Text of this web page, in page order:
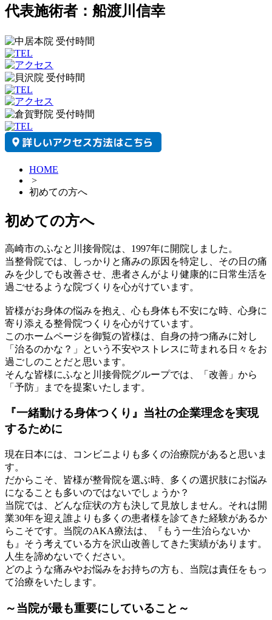
代表施術者：船渡川信幸
HOME
>
初めての方へ
初めての方へ
高崎市のふなと川接骨院は、1997年に開院しました。
当整骨院では、しっかりと痛みの原因を特定し、その日の痛
みを少しでも改善させ、患者さんがより健康的に日常生活を
過ごせるような院づくりを心がけています。
皆様がお身体の悩みを抱え、心も身体も不安にな時、心身に
寄り添える整骨院つくりを心がけています。
このホームページを御覧の皆様は、自身の持つ痛みに対し
「治るのかな？」という不安やストレスに苛まれる日々をお
過ごしのことだと思います。
そんな皆様にふなと川接骨院グループでは、「改善」から
「予防」までを提案いたします。
『一緒動ける身体つくり』当社の企業理念を実現
するために
現在日本には、コンビニよりも多くの治療院があると思いま
す。
だからこそ、皆様が整骨院を選ぶ時、多くの選択肢にお悩み
になることも多いのではないでしょうか？
当院では、どんな症状の方も決して見放しません。それは開
業30年を迎え誰よりも多くの患者様を診てきた経験があるか
らこそです。当院のAKA療法は、『もう一生治らないか
も』そう考えている方を沢山改善してきた実績があります。
人生を諦めないでください。
どのような痛みやお悩みをお持ちの方も、当院は責任をもっ
て治療をいたします。
～当院が最も重要にしていること～